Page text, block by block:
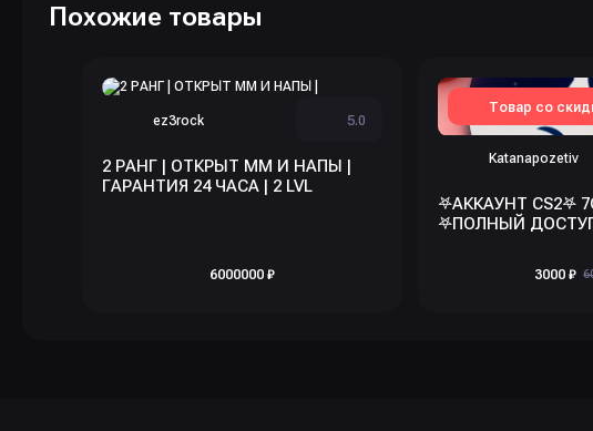
Похожие товары
ez3rock 5.0
2 РАНГ | ОТКРЫТ ММ И НАПЫ |
ГАРАНТИЯ 24 ЧАСА | 2 LVL
6000000 ₽
Товар со
Katanapozetiv
𖤐АККАУНТ CS2𖤐
𖤐ПОЛНЫЙ
3000 ₽